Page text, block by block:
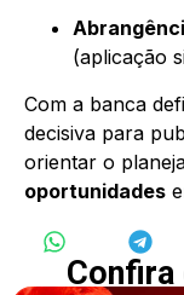
(aplicação
Com a banca
decisiva para
orientar o
oportunidades
Confira